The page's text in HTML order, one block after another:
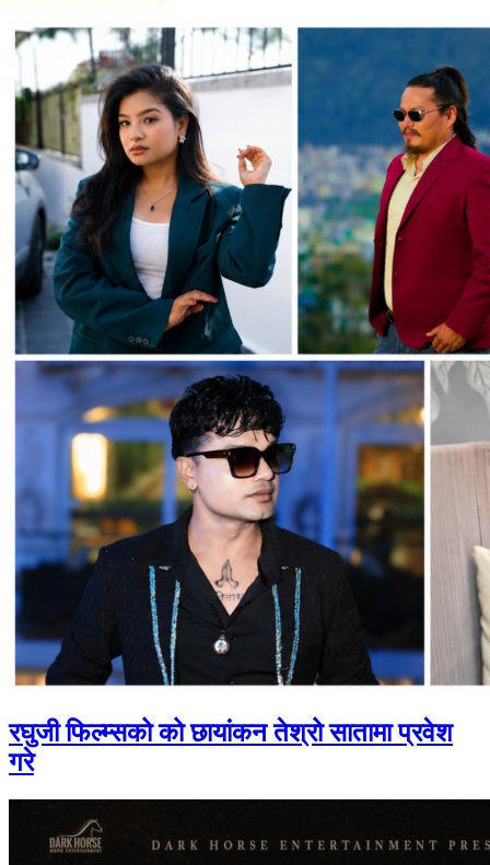
रघुजी फिल्म्सको को छायांकन तेश्रो सातामा प्रवेश
गरे